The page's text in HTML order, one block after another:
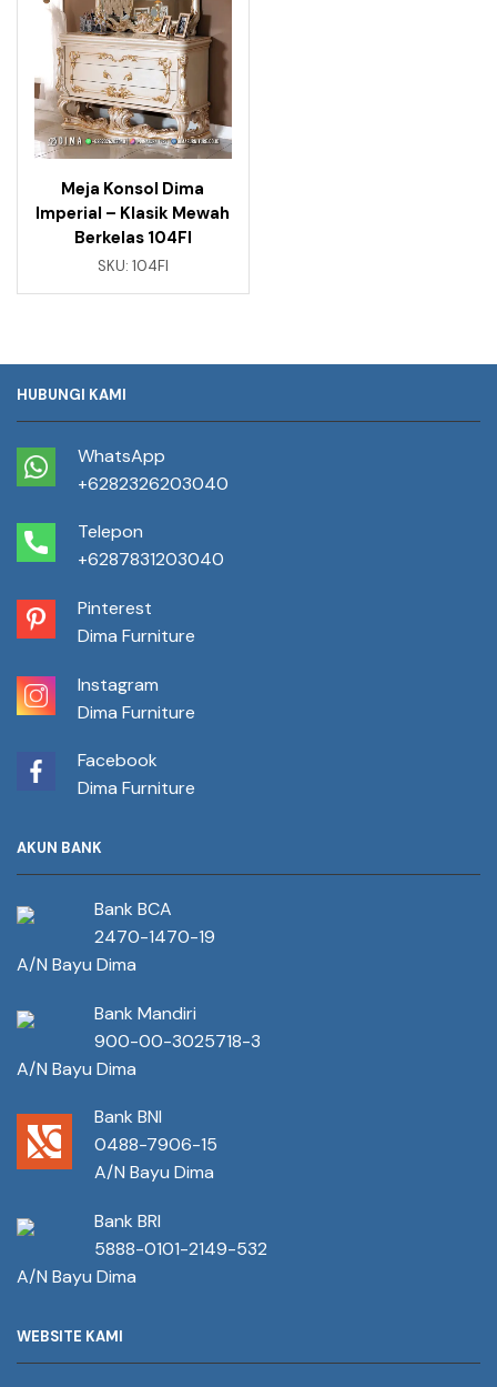
Meja Konsol Dima
Imperial – Klasik Mewah
Berkelas 104FI
SKU: 104FI
HUBUNGI KAMI
WhatsApp
+6282326203040
Telepon
+6287831203040
Pinterest
Dima Furniture
Instagram
Dima Furniture
Facebook
Dima Furniture
AKUN BANK
Bank BCA
2470-1470-19
A/N Bayu Dima
Bank Mandiri
900-00-3025718-3
A/N Bayu Dima
Bank BNI
0488-7906-15
A/N Bayu Dima
Bank BRI
5888-0101-2149-532
A/N Bayu Dima
WEBSITE KAMI